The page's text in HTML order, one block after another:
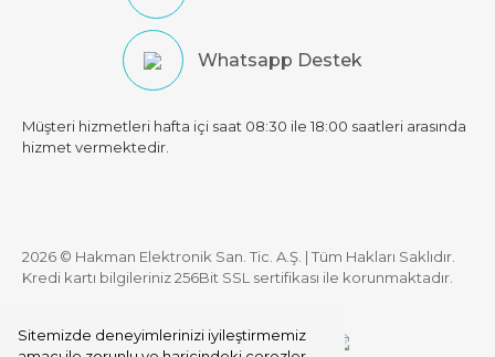
Sitemizde deneyimlerinizi iyileştirmemiz
Whatsapp Destek
Müşteri hizmetleri hafta içi saat 08:30 ile 18:00 saatleri arasında
hizmet vermektedir.
2026 © Hakman Elektronik San. Tic. A.Ş. | Tüm Hakları Saklıdır.
Kredi kartı bilgileriniz 256Bit SSL sertifikası ile korunmaktadır.